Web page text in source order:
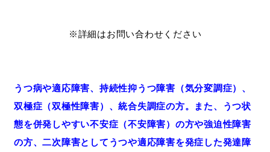
※詳細はお問い合わせください
うつ病や適応障害、持続性抑うつ障害（気分変調症）、
双極症（双極性障害）、統合失調症の方。また、うつ状
態を併発しやすい不安症（不安障害）の方や強迫性障害
の方、二次障害としてうつや適応障害を発症した発達障